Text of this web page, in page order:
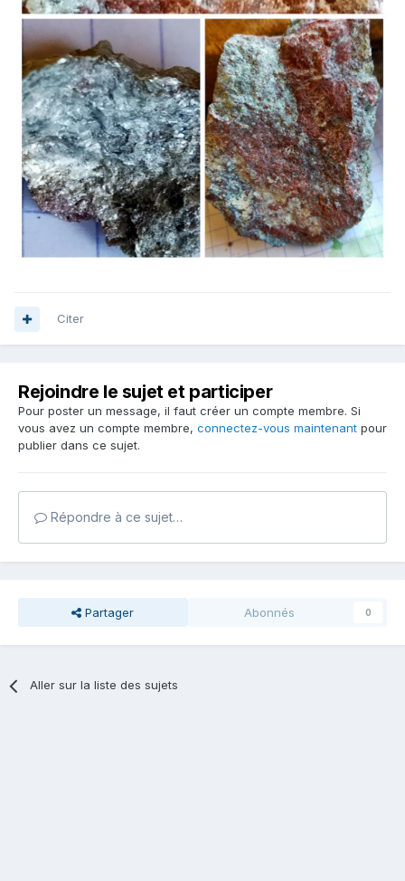
Citer
Rejoindre le sujet et participer
Pour poster un message, il faut créer un compte membre. Si
vous avez un compte membre, connectez-vous maintenant pour
publier dans ce sujet.
Répondre à ce sujet…
Partager Abonnés 0
Aller sur la liste des sujets